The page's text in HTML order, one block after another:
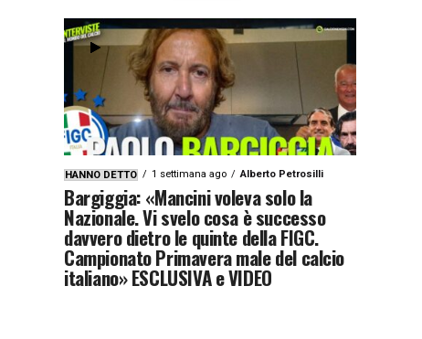
HANNO DETTO 1 settimana ago Alberto Petrosilli
Bargiggia: «Mancini voleva solo la
Nazionale. Vi svelo cosa è successo
davvero dietro le quinte della FIGC.
Campionato Primavera male del calcio
italiano» ESCLUSIVA e VIDEO